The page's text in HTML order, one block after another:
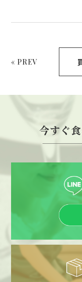
« PREV
今すぐ